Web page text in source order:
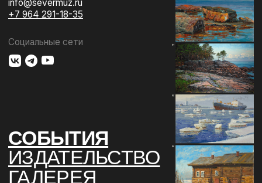
КОНТАКТЫ
Разработка сайта
Документы музея